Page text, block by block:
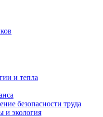
и тепла
безопасности труда
и экология